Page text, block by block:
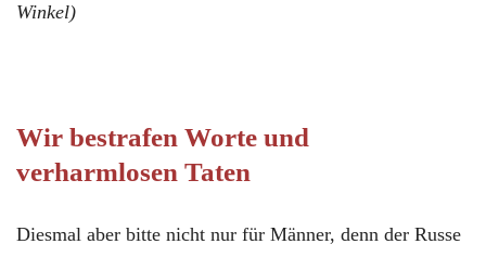
Winkel)
Wir bestrafen Worte und
verharmlosen Taten
Diesmal aber bitte nicht nur für Männer, denn der Russe